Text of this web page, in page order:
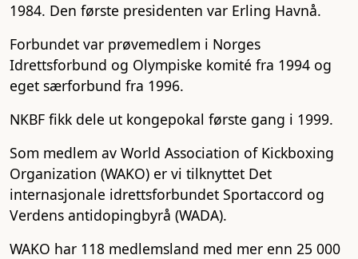
1984. Den første presidenten var Erling Havnå.
Forbundet var prøvemedlem i Norges
Idrettsforbund og Olympiske komité fra 1994 og
eget særforbund fra 1996.
NKBF fikk dele ut kongepokal første gang i 1999.
Som medlem av World Association of Kickboxing
Organization (WAKO) er vi tilknyttet Det
internasjonale idrettsforbundet Sportaccord og
Verdens antidopingbyrå (WADA).
WAKO har 118 medlemsland med mer enn 25 000